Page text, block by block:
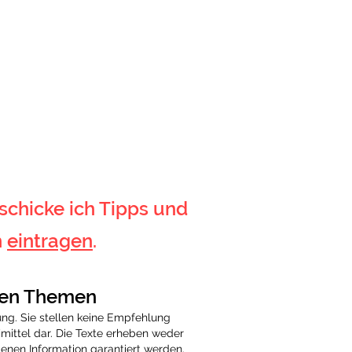
ich Tipps und
eintragen.
Themen
Sie stellen keine Empfehlung
dar. Die Texte erheben weder
Information garantiert werden.